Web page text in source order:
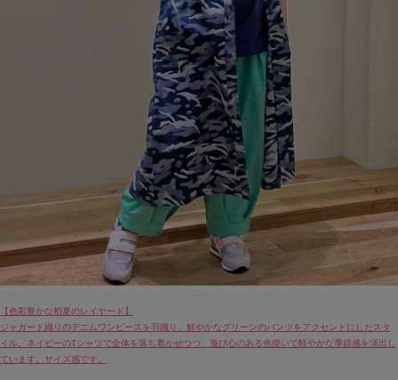
【色彩豊かな初夏のレイヤード】
ジャガード織りのデニムワンピースを羽織り、鮮やかなグリーンのパンツをアクセントにしたスタ
イル。ネイビーのTシャツで全体を落ち着かせつつ、遊び心のある色使いで軽やかな季節感を演出し
ています。サイズ感です。